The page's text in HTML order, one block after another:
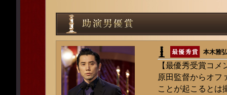
本木雅
【最優秀受賞コメ
原田監督からオフ
ことが起こるとは